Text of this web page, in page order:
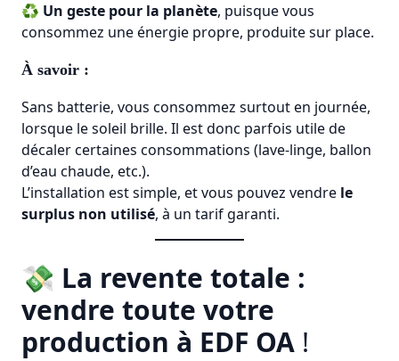
♻️ Un geste pour la planète, puisque vous
consommez une énergie propre, produite sur place.
À savoir :
Sans batterie, vous consommez surtout en journée,
lorsque le soleil brille. Il est donc parfois utile de
décaler certaines consommations (lave-linge, ballon
d’eau chaude, etc.).
L’installation est simple, et vous pouvez vendre le
surplus non utilisé, à un tarif garanti.
💸 La revente totale :
vendre toute votre
production à EDF OA !